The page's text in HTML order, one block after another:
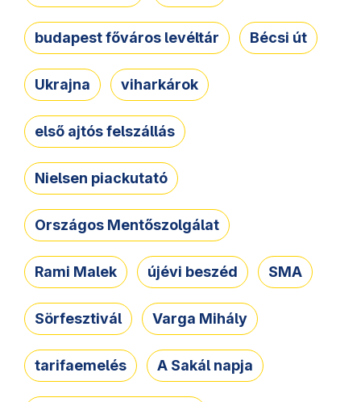
budapest főváros levéltár Bécsi út
Ukrajna viharkárok
első ajtós felszállás
Nielsen piackutató
Országos Mentőszolgálat
Rami Malek újévi beszéd SMA
Sörfesztivál Varga Mihály
tarifaemelés A Sakál napja